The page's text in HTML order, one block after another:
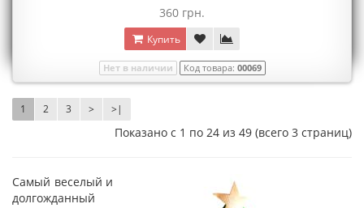
360 грн.
Купить
Нет в наличии Код товара: 00069
1 2 3 > >|
Показано с 1 по 24 из 49 (всего 3 страниц)
Самый веселый и
долгожданный